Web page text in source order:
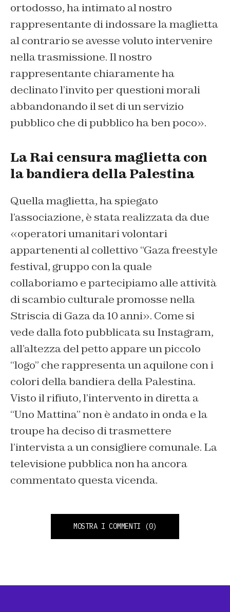
ortodosso, ha intimato al nostro
rappresentante di indossare la maglietta
al contrario se avesse voluto intervenire
nella trasmissione. Il nostro
rappresentante chiaramente ha
declinato l’invito per questioni morali
abbandonando il set di un servizio
pubblico che di pubblico ha ben poco».
La Rai censura maglietta con
la bandiera della Palestina
Quella maglietta, ha spiegato
l’associazione, è stata realizzata da due
«operatori umanitari volontari
appartenenti al collettivo “Gaza freestyle
festival, gruppo con la quale
collaboriamo e partecipiamo alle attività
di scambio culturale promosse nella
Striscia di Gaza da 10 anni». Come si
vede dalla foto pubblicata su Instagram,
all’altezza del petto appare un piccolo
“logo” che rappresenta un aquilone con i
colori della bandiera della Palestina.
Visto il rifiuto, l’intervento in diretta a
“Uno Mattina” non è andato in onda e la
troupe ha deciso di trasmettere
l’intervista a un consigliere comunale. La
televisione pubblica non ha ancora
commentato questa vicenda.
MOSTRA I COMMENTI (0)